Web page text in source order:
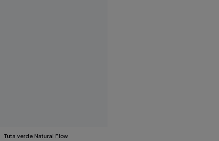
Tuta verde Natural Flow